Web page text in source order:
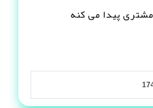
پیدا می کنه